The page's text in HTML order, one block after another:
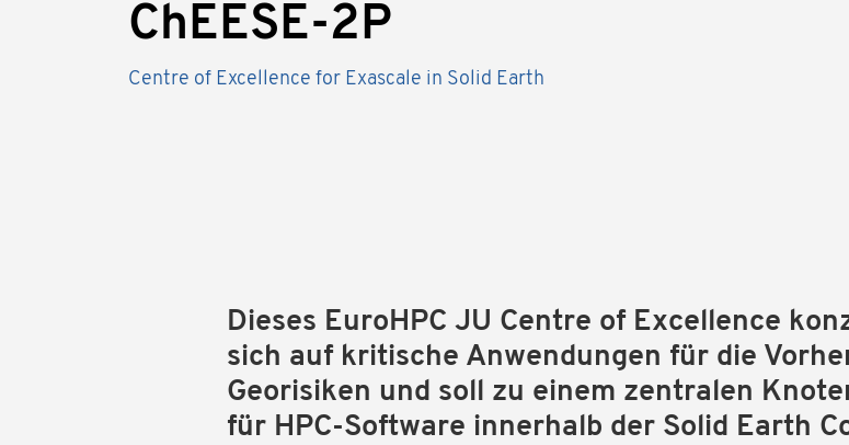
ChEESE-2P
Centre of Excellence for Exascale in Solid Earth
Dieses EuroHPC JU Centre of Excellence
sich auf kritische Anwendungen für die
Georisiken und soll zu einem zentralen
für HPC-Software innerhalb der Solid Earth